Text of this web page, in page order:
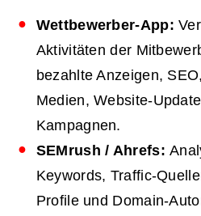
Wettbewerber-App:
Aktivitäten der
bezahlte Anzeigen,
Medien, Website-
Kampagnen.
SEMrush / Ahrefs:
Keywords, Traffic-
Profile und Domain-